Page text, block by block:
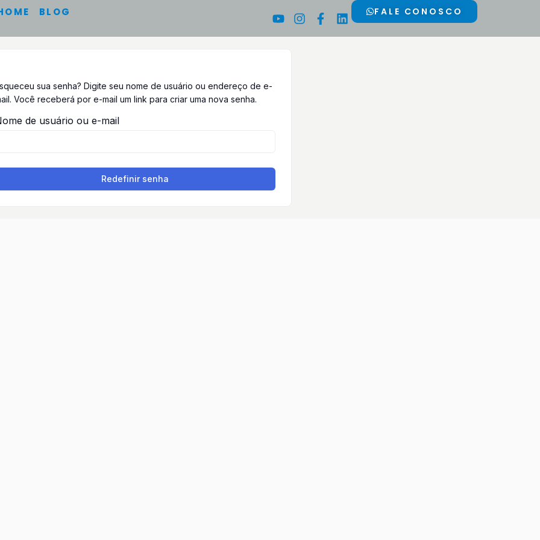
BLOG Youtube
Instagram
Facebook-
f
LinkedinFALE CONOSCO
sua senha? Digite seu nome de usuário ou endereço de e-
Você receberá por e-mail um link para criar uma nova senha.
de usuário ou e-mail
Redefinir senha